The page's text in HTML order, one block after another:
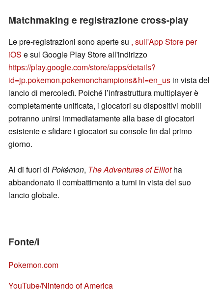
Matchmaking e registrazione cross-play
Le pre-registrazioni sono aperte su , sull'App Store per
iOS e sul Google Play Store all'indirizzo
https://play.google.com/store/apps/details?
id=jp.pokemon.pokemonchampions&hl=en_us in vista del
lancio di mercoledì. Poiché l’infrastruttura multiplayer è
completamente unificata, i giocatori su dispositivi mobili
potranno unirsi immediatamente alla base di giocatori
esistente e sfidare i giocatori su console fin dal primo
giorno.
Al di fuori di Pokémon, The Adventures of Elliotha
abbandonato il combattimento a turni in vista del suo
lancio globale.
Fonte/i
Pokemon.com
YouTube/Nintendo of America